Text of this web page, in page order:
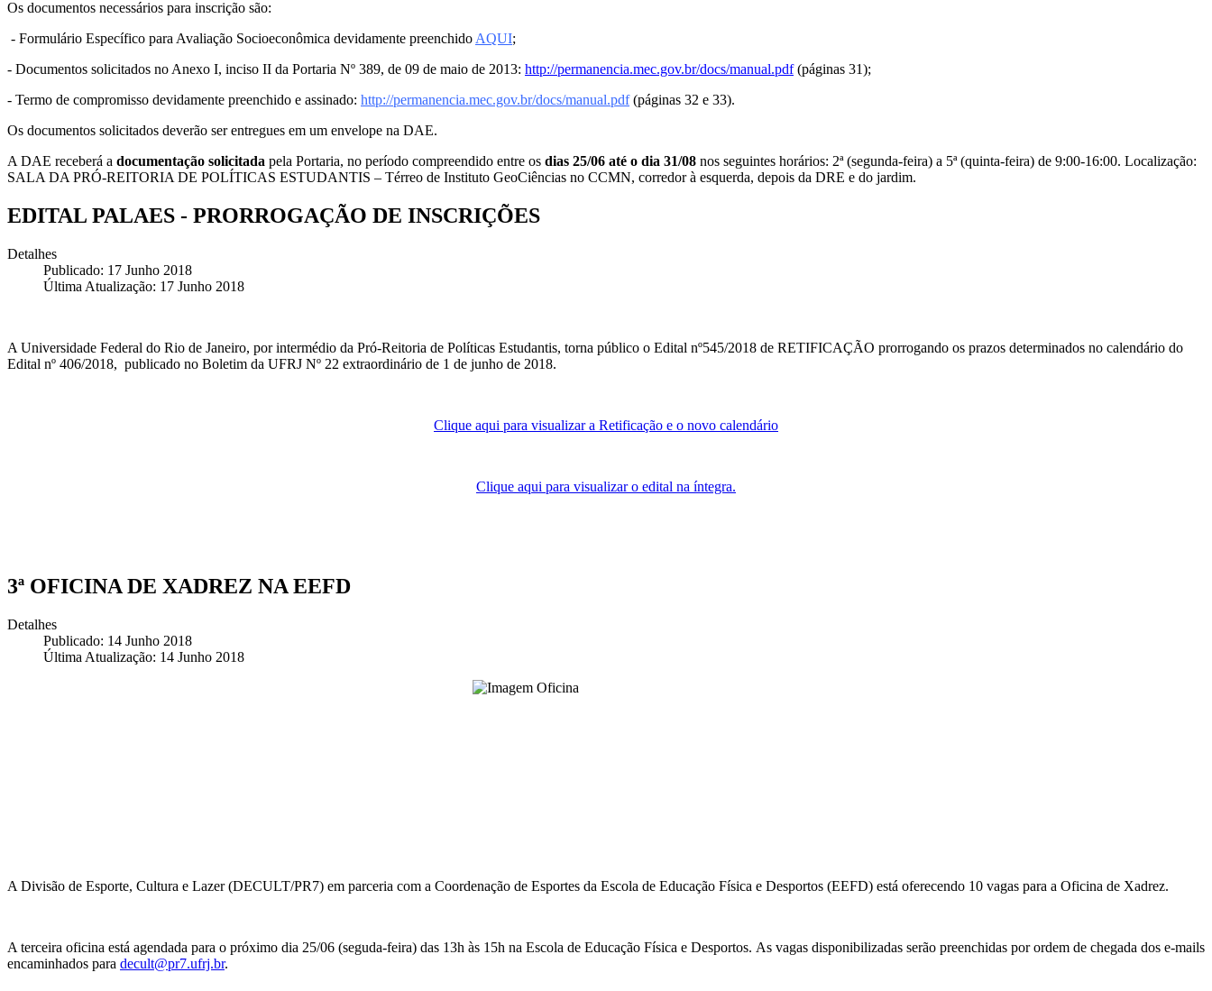
Os documentos necessários para inscrição são:
- Formulário Específico para Avaliação Socioeconômica devidamente preenchido AQUI;
- Documentos solicitados no Anexo I, inciso II da Portaria Nº 389, de 09 de maio de 2013: http://permanencia.mec.gov.br/docs/manual.pdf(páginas 31);
- Termo de compromisso devidamente preenchido e assinado: http://permanencia.mec.gov.br/docs/manual.pdf (páginas 32 e 33).
Os documentos solicitados deverão ser entregues em um envelope na DAE.
A DAE receberá a documentação solicitada pela Portaria, no período compreendido entre os dias 25/06 até o dia 31/08 nos seguintes horários: 2ª (segunda-feira) a 5ª (quinta-feira) de 9:00-16:00. Localização:
SALA DA PRÓ-REITORIA DE POLÍTICAS ESTUDANTIS – Térreo de Instituto GeoCiências no CCMN, corredor à esquerda, depois da DRE e do jardim.
EDITAL PALAES - PRORROGAÇÃO DE INSCRIÇÕES
Detalhes
Publicado: 17 Junho 2018
Última Atualização: 17 Junho 2018
A Universidade Federal do Rio de Janeiro, por intermédio da Pró-Reitoria de Políticas Estudantis, torna público o Edital nº545/2018 de RETIFICAÇÃO prorrogando os prazos determinados no calendário do
Edital nº 406/2018, publicado no Boletim da UFRJ Nº 22 extraordinário de 1 de junho de 2018.
Clique aqui para visualizar a Retificação e o novo calendário
Clique aqui para visualizar o edital na íntegra.
3ª OFICINA DE XADREZ NA EEFD
Detalhes
Publicado: 14 Junho 2018
Última Atualização: 14 Junho 2018
A Divisão de Esporte, Cultura e Lazer (DECULT/PR7) em parceria com a Coordenação de Esportes da Escola de Educação Física e Desportos (EEFD) está oferecendo 10 vagas para a Oficina de Xadrez.
A terceira oficina está agendada para o próximo dia 25/06 (seguda-feira) das 13h às 15h na Escola de Educação Física e Desportos. As vagas disponibilizadas serão preenchidas por ordem de chegada dos e-mails
encaminhados para decult@pr7.ufrj.br.